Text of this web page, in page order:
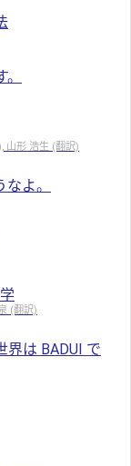
山形 浩生 (翻訳)
よ。
(翻訳)
は BADUI で